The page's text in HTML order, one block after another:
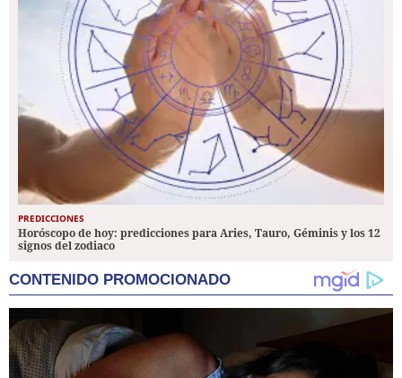
PREDICCIONES
Horóscopo de hoy: predicciones para Aries, Tauro, Géminis y los 12
signos del zodiaco
CONTENIDO PROMOCIONADO